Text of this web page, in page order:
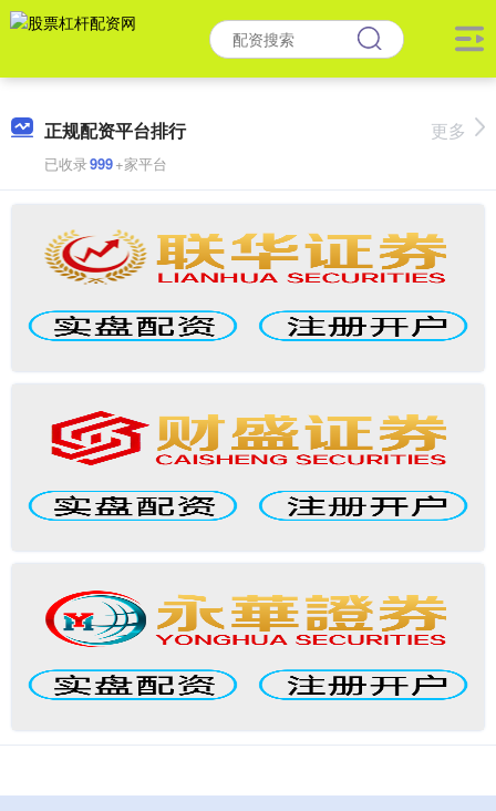
正规配资平台排行
已收录999+家平台
更多